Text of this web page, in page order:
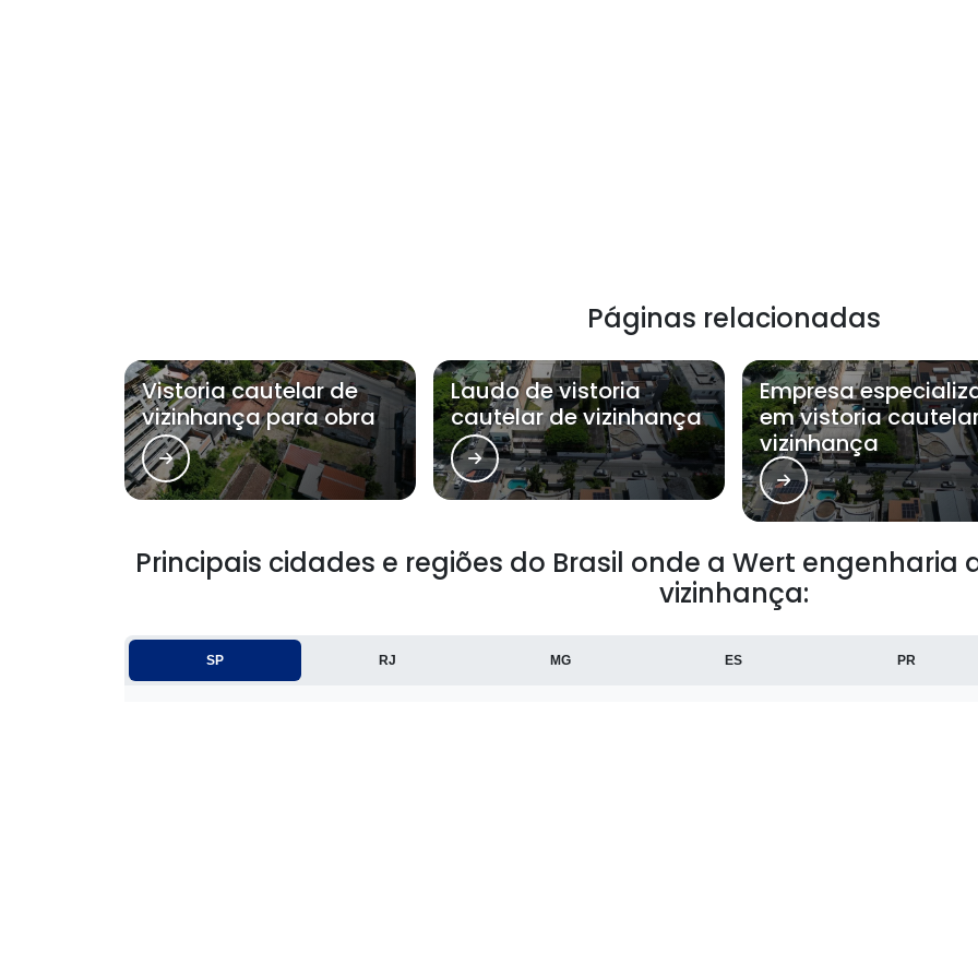
Páginas relacionadas
Vistoria cautelar de
vizinhança para obra
Laudo de vistoria
cautelar de vizinhança
Empresa
em vistoria
vizinhança
Principais cidades e regiões do Brasil onde a Wert
vizinhança:
SP RJ MG ES PR